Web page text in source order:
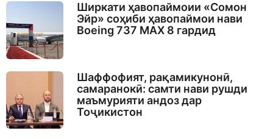
Ширкати ҳавопаймоии «Сомон
Эйр» соҳиби ҳавопаймои нави
Boeing 737 MAX 8 гардид
Шаффофият, рақамикунонӣ,
самаранокӣ: самти нави рушди
маъмурияти андоз дар
Тоҷикистон